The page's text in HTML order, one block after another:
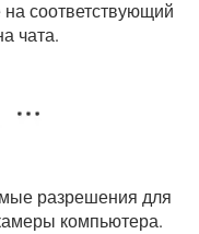
соответствующий
чата.
разрешения для
компьютера.